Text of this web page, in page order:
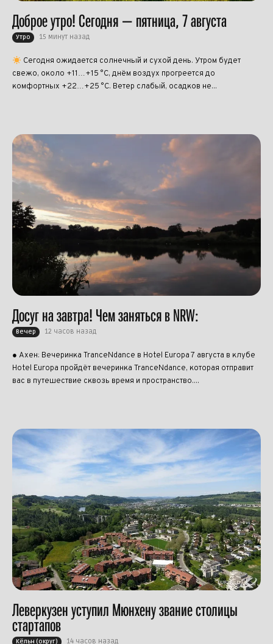
Доброе утро! Сегодня — пятница, 7 августа
Утро 15 минут назад
Сегодня ожидается солнечный и сухой день. Утром будет
свежо, около +11…+15 °C, днём воздух прогреется до
комфортных +22…+25 °C. Ветер слабый, осадков не...
Досуг на завтра! Чем заняться в NRW:
Вечер 12 часов назад
● Ахен: Вечеринка TranceNdance в Hotel Europa 7 августа в клубе
Hotel Europa пройдёт вечеринка TranceNdance, которая отправит
вас в путешествие сквозь время и пространство....
Леверкузен уступил Мюнхену звание столицы
стартапов
Кёльн (округ) 14 часов назад